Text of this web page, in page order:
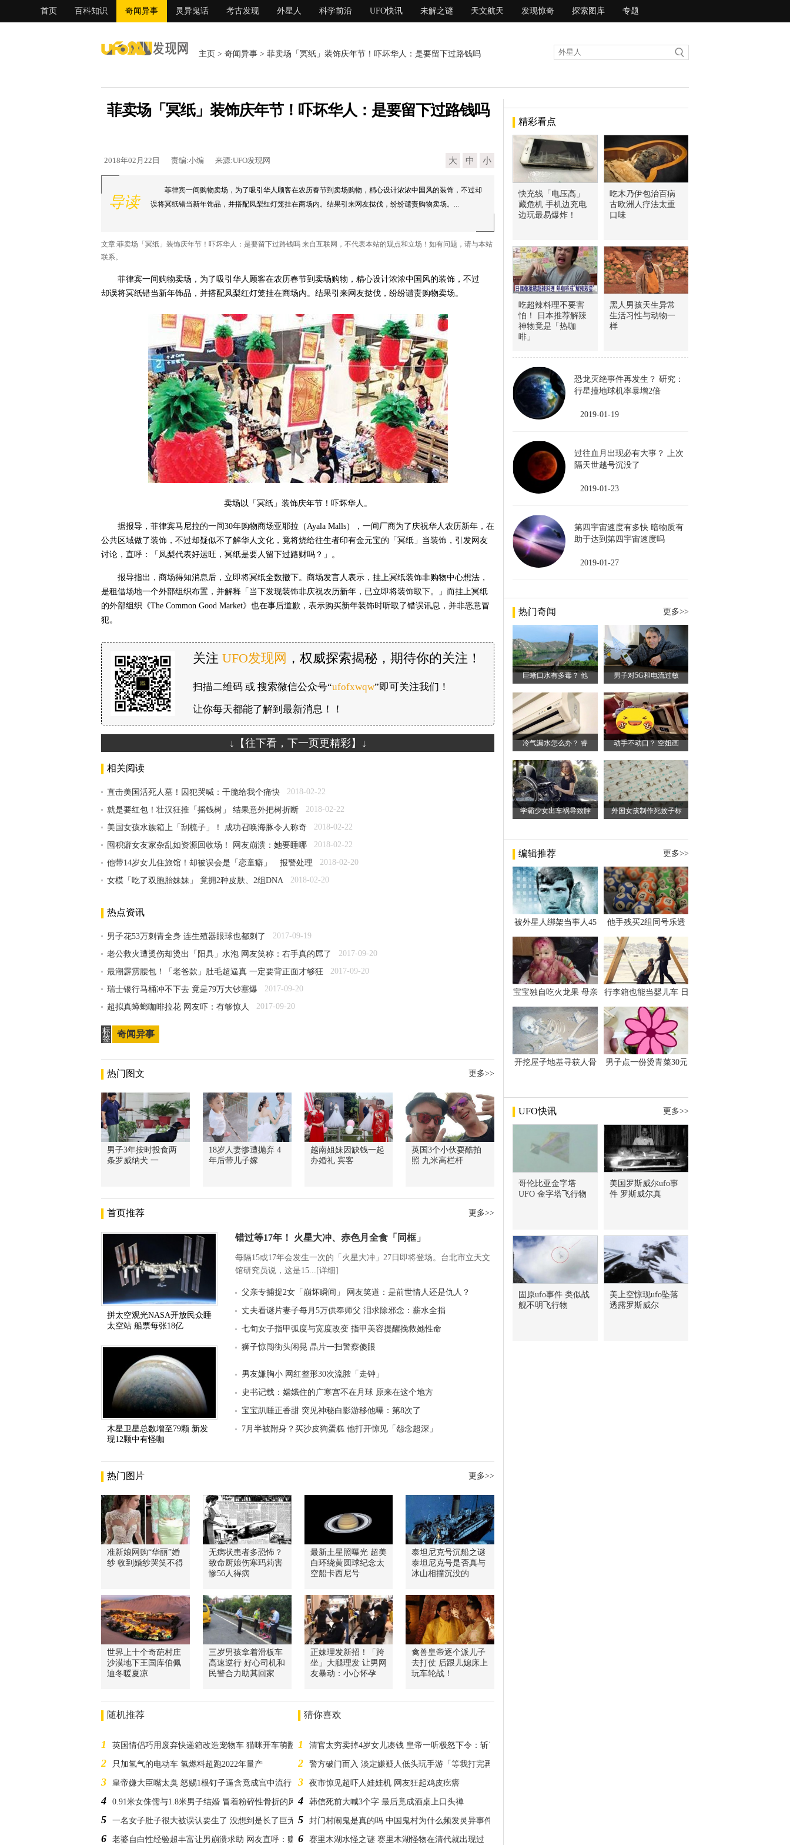
首页 百科知识 奇闻异事 灵异鬼话 考古发现 外星人 科学前沿 UFO快讯 未解之谜 天文航天 发现惊奇 探索图库 专题
主页 > 奇闻异事 > 菲卖场「冥纸」装饰庆年节！吓坏华人：是要留下过路钱吗
菲卖场「冥纸」装饰庆年节！吓坏华人：是要留下过路钱吗
2018年02月22日 责编:小编 来源:UFO发现网 大 中 小
导读
菲律宾一间购物卖场，为了吸引华人顾客在农历春节到卖场购物，精心设计浓浓中国风的装饰，不过却
误将冥纸错当新年饰品，并搭配凤梨红灯笼挂在商场内。结果引来网友挞伐，纷纷谴责购物卖场。...
文章:菲卖场「冥纸」装饰庆年节！吓坏华人：是要留下过路钱吗 来自互联网，不代表本站的观点和立场！如有问题，请与本站
联系。
菲律宾一间购物卖场，为了吸引华人顾客在农历春节到卖场购物，精心设计浓浓中国风的装饰，不过
却误将冥纸错当新年饰品，并搭配凤梨红灯笼挂在商场内。结果引来网友挞伐，纷纷谴责购物卖场。
卖场以「冥纸」装饰庆年节！吓坏华人。
据报导，菲律宾马尼拉的一间30年购物商场亚耶拉（Ayala Malls），一间厂商为了庆祝华人农历新年，在
公共区域做了装饰，不过却疑似不了解华人文化，竟将烧给往生者印有金元宝的「冥纸」当装饰，引发网友
讨论，直呼：「凤梨代表好运旺，冥纸是要人留下过路财吗？」。
报导指出，商场得知消息后，立即将冥纸全数撤下。商场发言人表示，挂上冥纸装饰非购物中心想法，
是租借场地一个外部组织布置，并解释「当下发现装饰非庆祝农历新年，已立即将装饰取下。」而挂上冥纸
的外部组织《The Common Good Market》也在事后道歉，表示购买新年装饰时听取了错误讯息，并非恶意冒
犯。
关注 UFO发现网 ，权威探索揭秘，期待你的关注！
扫描二维码 或 搜索微信公众号“ufofxwqw”即可关注我们！
让你每天都能了解到最新消息！！
↓【往下看，下一页更精彩】↓
相关阅读
直击美国活死人墓！囚犯哭喊：干脆给我个痛快 2018-02-22
就是要红包！壮汉狂推「摇钱树」 结果意外把树折断 2018-02-22
美国女孩水族箱上「刮梳子」！ 成功召唤海豚令人称奇 2018-02-22
囤积癖女友家杂乱如资源回收场！ 网友崩溃：她要睡哪 2018-02-22
他带14岁女儿住旅馆！却被误会是「恋童癖」 报警处理 2018-02-20
女模「吃了双胞胎妹妹」 竟拥2种皮肤、2组DNA 2018-02-20
热点资讯
男子花53万刺青全身 连生殖器眼球也都刺了 2017-09-19
老公救火遭烫伤却烫出「阳具」水泡 网友笑称：右手真的屌了 2017-09-20
最潮霹雳腰包！「老爸款」肚毛超逼真 一定要背正面才够狂 2017-09-20
瑞士银行马桶冲不下去 竟是79万大钞塞爆 2017-09-20
超拟真蟑螂咖啡拉花 网友吓：有够惊人 2017-09-20
标
签
奇闻异事
热门图文 更多>>
男子3年按时投食两
条罗威纳犬 一
18岁人妻惨遭抛弃 4
年后带儿子嫁
越南姐妹因缺钱一起
办婚礼 宾客
英国3个小伙耍酷拍
照 九米高栏杆
首页推荐 更多>>
拼太空观光NASA开放民众睡
太空站 船票每张18亿
木星卫星总数增至79颗 新发
现12颗中有怪咖
错过等17年！ 火星大冲、赤色月全食「同框」
每隔15或17年会发生一次的「火星大冲」27日即将登场。台北市立天文
馆研究员说，这是15...[详细]
父亲专捕捉2女「崩坏瞬间」 网友笑道：是前世情人还是仇人？
丈夫看谜片妻子每月5万供奉师父 泪求除邪念：薪水全捐
七旬女子指甲弧度与宽度改变 指甲美容提醒挽救她性命
狮子惊闯街头闲晃 晶片一扫警察傻眼
男友嫌胸小 网红整形30次流脓「走钟」
史书记载：嫦娥住的广寒宫不在月球 原来在这个地方
宝宝趴睡正香甜 突见神秘白影游移他曝：第8次了
7月半被附身？买沙皮狗蛋糕 他打开惊见「怨念超深」
热门图片 更多>>
准新娘网购“华丽”婚
纱 收到婚纱哭笑不得
无病状患者多恐怖？
致命厨娘伤寒玛莉害
惨56人得病
最新土星照曝光 超美
白环绕黄圆球纪念太
空船卡西尼号
泰坦尼克号沉船之谜
泰坦尼克号是否真与
冰山相撞沉没的
世界上十个奇葩村庄
沙漠地下王国库伯佩
迪冬暖夏凉
三岁男孩拿着滑板车
高速逆行 好心司机和
民警合力助其回家
正妹理发新招！「跨
坐」大腿理发 让男网
友暴动：小心怀孕
禽兽皇帝逐个派儿子
去打仗 后跟儿媳床上
玩车轮战！
随机推荐
1 英国情侣巧用废弃快递箱改造宠物车 猫咪开车萌翻网友
2 只加氢气的电动车 氢燃料超跑2022年量产
3 皇帝嫌大臣嘴太臭 怒赐1根钉子逼含竟成宫中流行？
4 0.91米女侏儒与1.8米男子结婚 冒着粉碎性骨折的风险产子
5 一名女子肚子很大被误认要生了 没想到是长了巨无霸肌瘤
6 老婆自白性经验超丰富让男崩溃求助 网友直呼：赚到了
猜你喜欢
1 清官太穷卖掉4岁女儿凑钱 皇帝一听极怒下令：斩了命根子
2 警方破门而入 淡定嫌疑人低头玩手游「等我打完再说！」
3 夜市惊见超吓人娃娃机 网友狂起鸡皮疙瘩
4 韩信死前大喊3个字 最后竟成酒桌上口头禅
5 封门村闹鬼是真的吗 中国鬼村为什么频发灵异事件
6 赛里木湖水怪之谜 赛里木湖怪物在清代就出现过
精彩看点
快充线「电压高」
藏危机 手机边充电
边玩最易爆炸！
吃木乃伊包治百病
古欧洲人疗法太重
口味
吃超辣料理不要害
怕！ 日本推荐解辣
神物竟是「热咖
啡」
黑人男孩天生异常
生活习性与动物一
样
恐龙灭绝事件再发生？ 研究：
行星撞地球机率暴增2倍
2019-01-19
过往血月出现必有大事？ 上次
隔天世越号沉没了
2019-01-23
第四宇宙速度有多快 暗物质有
助于达到第四宇宙速度吗
2019-01-27
热门奇闻 更多>>
巨蜥口水有多毒？ 他 男子对5G和电流过敏
冷气漏水怎么办？ 睿 动手不动口？ 空姐画
学霸少女出车祸导致脖 外国女孩制作死蚊子标
编辑推荐 更多>>
被外星人绑架当事人45
斯卡古拉事件
他手残买2组同号乐透
万
宝宝独自吃火龙果 母亲
行李箱也能当婴儿车 日
开挖屋子地基寻获人骨
男子点一份烫青菜30元
UFO快讯 更多>>
哥伦比亚金字塔
UFO 金字塔飞行物
美国罗斯威尔ufo事
件 罗斯威尔真
固原ufo事件 类似战
舰不明飞行物
美上空惊现ufo坠落
透露罗斯威尔